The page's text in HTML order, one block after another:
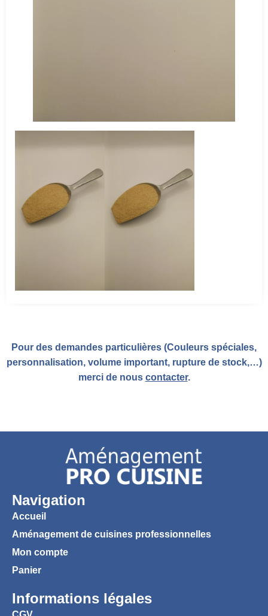
Pour des demandes particulières (Couleurs spéciales,
personnalisation, volume important, rupture de stock,…)
merci de nous contacter.
Navigation
Accueil
Aménagement de cuisines professionnelles
Mon compte
Panier
Informations légales